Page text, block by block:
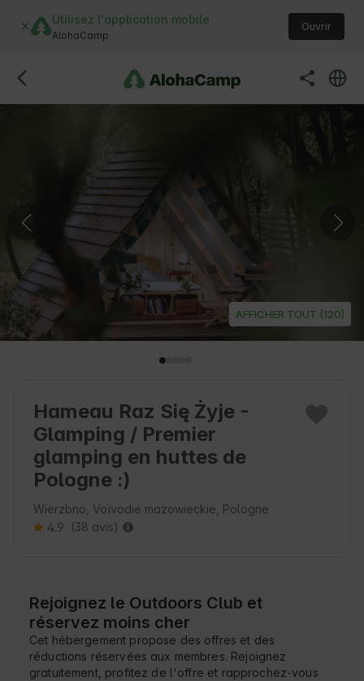
Utilisez l'application mobile
AlohaCamp
Ouvrir
AFFICHER TOUT (120)
Hameau Raz Się Żyje -
Glamping / Premier
glamping en huttes de
Pologne :)
Wierzbno, Voïvodie mazowieckie, Pologne
4.9 (38 avis)
Rejoignez le Outdoors Club et
réservez moins cher
Cet hébergement propose des offres et des
réductions réservées aux membres. Rejoignez
gratuitement, profitez de l'offre et rapprochez-vous